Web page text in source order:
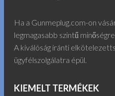
Ha a Gunmeplug.com-on
legmagasabb szintű
A kiválóság iránti
ügyfélszolgálatra épül.
KIEMELT TERMÉKEK